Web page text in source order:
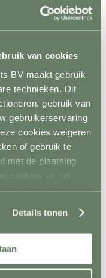
van cookies
BV maakt gebruik
technieken. Dit
gebruik van
gebruikerservaring
cookies weigeren
of gebruik te
met de plaatsing
cookies en het
Horsefriend
Details tonen